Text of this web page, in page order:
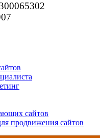
сайтов
продвижения сайтов